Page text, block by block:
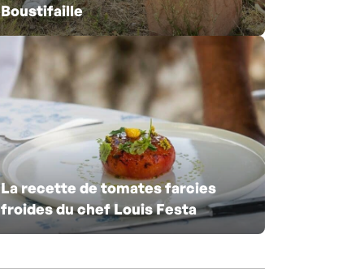
Boustifaille
La recette de tomates farcies
froides du chef Louis Festa